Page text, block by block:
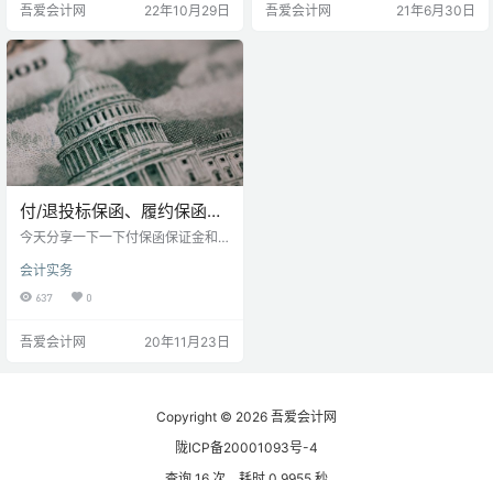
速速收藏哦~ 让我们来看看其他资
怎样的吧~ 一、资产 |会计分录 1、
原材料的核算 （1）购买原材料的账
务处理借：原材料 （已验收入库）
在途物资（未验收入库） 应交税费
—应交增值税（进项…
吾爱会计网 22年10月29日
借：应交税费-预交增值税（2%）
吾爱会计网 21年6月30日
付/退投标保函、履约保函会
计分录
今天分享一下一下付保函保证金和
约保函/预付款保函的分录 借：内部
银行——保证金户 贷：其他应付款
——履约保函/预付款保函 二、退回
他应付款——履约保函/预付款保函
般户 四、投标保函退回的会计分录
借：内部银行——一般户 贷：内部
会计实务
637 0
吾爱会计网 20年11月23日
Copyright © 2026 吾爱会计网
陇ICP备20001093号-4